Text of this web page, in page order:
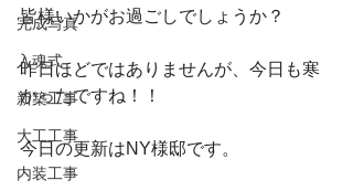
完成写真
入魂式
新築工事
大工工事
内装工事
皆様いかがお過ごしでしょうか？
昨日ほどではありませんが、今日も寒
かったですね！！
今日の更新はNY様邸です。